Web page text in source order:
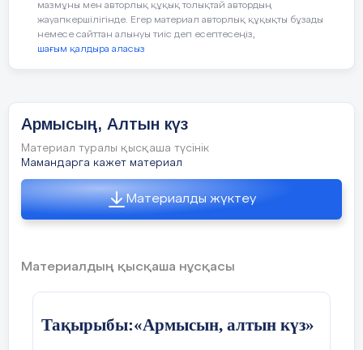
Ойын: «Тамшылар мен жапырақтар»
Жерде шашылып жатқан тамшылар мен
жапырақтарды жинау. Тамшыларды
«Кім жылдам?»
Үстелдің үстінде шашылып жатқан
жемістер мен көкөністерді ажыратады
мазмұны мен авторлық құқық толықтай автордың
жауапкершілігінде. Егер материал авторлық құқықты бұзады
немесе сайттан алынуы тиіс деп есептесеңіз,
шағым қалдыра аласыз
Армысың, Алтын күз
Материал туралы қысқаша түсінік
Мамандарга кажет материал
Материалды жүктеу
Материалдың қысқаша нұсқасы
Тақырыбы:«Армысын, алтын күз»